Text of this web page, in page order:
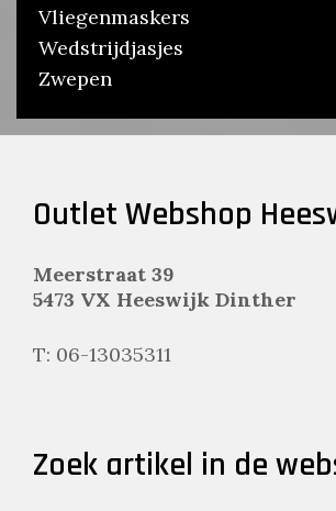
Vliegenmaskers
Wedstrijdjasjes
Zwepen
Outlet Webshop
Meerstraat 39
5473 VX Heeswijk Dinther
T: 06-13035311
Zoek artikel in de